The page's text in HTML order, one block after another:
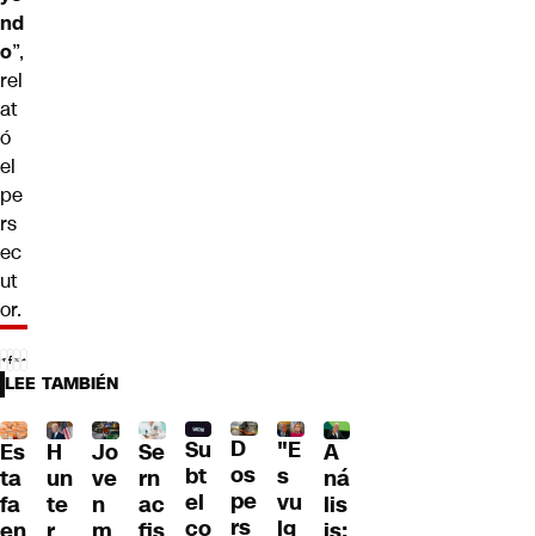
nd
o”,
rel
at
ó
el
pe
rs
ec
ut
or.
LEE TAMBIÉN
Es
ta
fa
H
un
te
Jo
ve
n
Se
rn
ac
Su
bt
el
co
D
os
pe
rs
"E
s
vu
lg
A
ná
lis